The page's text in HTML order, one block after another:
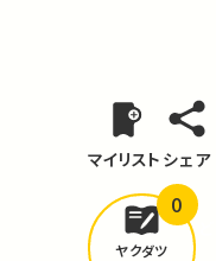
マイリスト シェア
ヤクダツ
0